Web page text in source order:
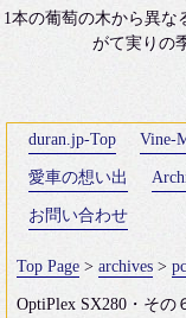
1本の葡萄の木から異な
がて実りの
duran.jp-Top Vine-
愛車の想い出
お問い合わせ
Top Page >archives >
OptiPlex SX280・その